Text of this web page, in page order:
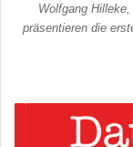
Wolfgang
präsentieren die